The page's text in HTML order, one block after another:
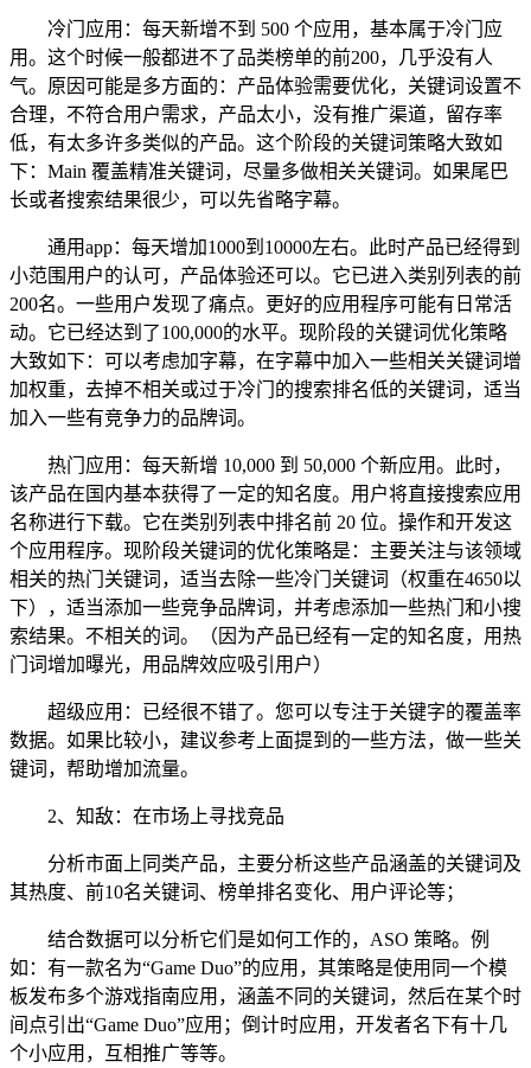
冷门应用：每天新增不到 500 个应用，基本属于冷门应
用。这个时候一般都进不了品类榜单的前200，几乎没有人
气。原因可能是多方面的：产品体验需要优化，关键词设置不
合理，不符合用户需求，产品太小，没有推广渠道，留存率
低，有太多许多类似的产品。这个阶段的关键词策略大致如
下：Main 覆盖精准关键词，尽量多做相关关键词。如果尾巴
长或者搜索结果很少，可以先省略字幕。
通用app：每天增加1000到10000左右。此时产品已经得到
小范围用户的认可，产品体验还可以。它已进入类别列表的前
200名。一些用户发现了痛点。更好的应用程序可能有日常活
动。它已经达到了100,000的水平。现阶段的关键词优化策略
大致如下：可以考虑加字幕，在字幕中加入一些相关关键词增
加权重，去掉不相关或过于冷门的搜索排名低的关键词，适当
加入一些有竞争力的品牌词。
热门应用：每天新增 10,000 到 50,000 个新应用。此时，
该产品在国内基本获得了一定的知名度。用户将直接搜索应用
名称进行下载。它在类别列表中排名前 20 位。操作和开发这
个应用程序。现阶段关键词的优化策略是：主要关注与该领域
相关的热门关键词，适当去除一些冷门关键词（权重在4650以
下），适当添加一些竞争品牌词，并考虑添加一些热门和小搜
索结果。不相关的词。（因为产品已经有一定的知名度，用热
门词增加曝光，用品牌效应吸引用户）
超级应用：已经很不错了。您可以专注于关键字的覆盖率
数据。如果比较小，建议参考上面提到的一些方法，做一些关
键词，帮助增加流量。
2、知敌：在市场上寻找竞品
分析市面上同类产品，主要分析这些产品涵盖的关键词及
其热度、前10名关键词、榜单排名变化、用户评论等；
结合数据可以分析它们是如何工作的，ASO 策略。例
如：有一款名为“Game Duo”的应用，其策略是使用同一个模
板发布多个游戏指南应用，涵盖不同的关键词，然后在某个时
间点引出“Game Duo”应用；倒计时应用，开发者名下有十几
个小应用，互相推广等等。